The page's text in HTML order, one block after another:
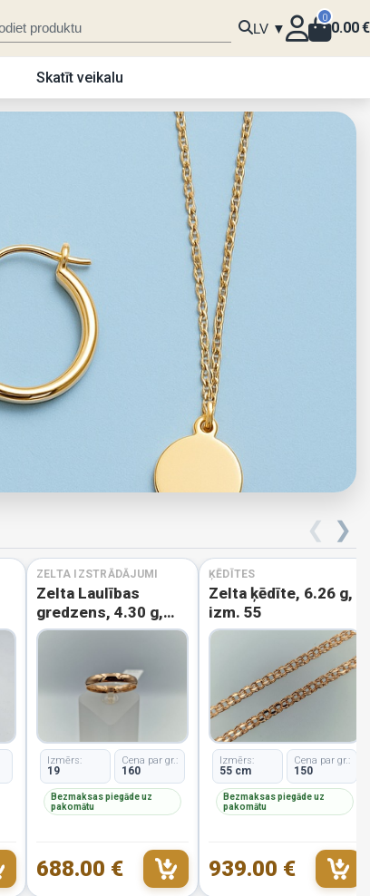
LV ▼
0
0.00€
Skatīt veikalu
❮ ❯
ZELTA IZSTRĀDĀJUMI
Zelta Laulības
gredzens, 4.30 g,
izm. 19
Izmērs:
19
Cena par gr.:
160
Bezmaksas piegāde uz
pakomātu
688.00 €
ĶĒDĪTES
Zelta ķēdīte, 6.26 g,
izm. 55
Izmērs:
55 cm
Cena par gr.:
150
Bezmaksas piegāde uz
pakomātu
939.00 €